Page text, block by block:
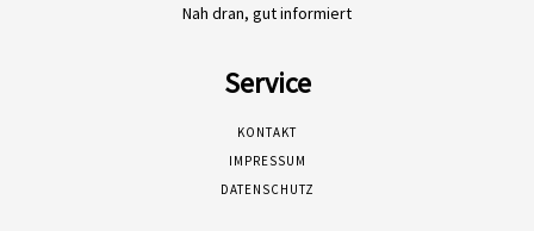
Nah dran, gut informiert
Service
KONTAKT
IMPRESSUM
DATENSCHUTZ